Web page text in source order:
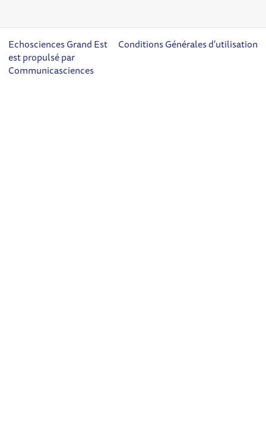
Conditions Générales d'utilisation
Echosciences Grand Est
est propulsé par
Communicasciences